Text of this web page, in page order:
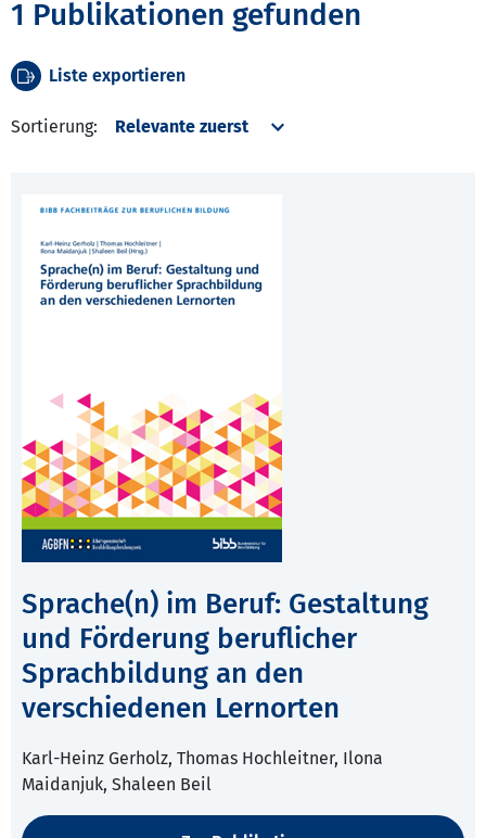
1 Publikationen gefunden
Liste exportieren
Sortierung:
Sprache(n) im Beruf: Gestaltung
und Förderung beruflicher
Sprachbildung an den
verschiedenen Lernorten
Karl-Heinz Gerholz, Thomas Hochleitner, Ilona
Maidanjuk, Shaleen Beil